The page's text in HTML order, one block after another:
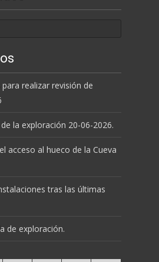
realizar revisión de
la exploración 20-06-2026.
acceso al hueco de la Cueva
tras las últimas
de exploración.